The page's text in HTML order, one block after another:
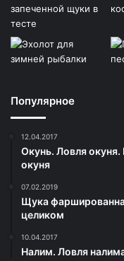
Популярное
12.04.2017
Окунь. Ловля
окуня
07.02.2019
Щука
целиком
10.04.2017
Налим. Ловля